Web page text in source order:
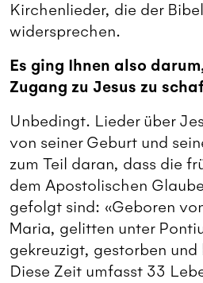
Kirchenlieder, die der
widersprechen.
Es ging Ihnen also
Zugang zu Jesus zu
Unbedingt. Lieder über
von seiner Geburt und
zum Teil daran, dass die
dem Apostolischen
gefolgt sind: «Geboren
Maria, gelitten unter
gekreuzigt, gestorben und
Diese Zeit umfasst 33